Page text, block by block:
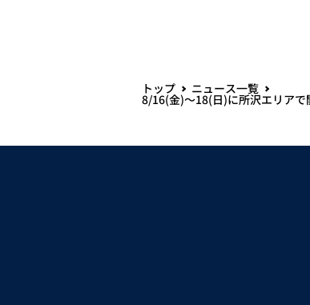
トップ ニュース一覧
8/16(金)～18(日)に所沢エリアで